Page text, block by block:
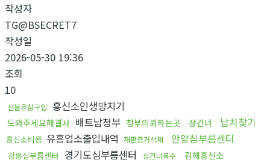
작성자
TG@BSECRET7
작성일
2026-05-30 19:36
조회
10
선불유심구입 흥신소인생망치기
도와주세요해결사 배트남청부 청부의뢰하는곳 상간녀 납치찾기
흥신소비용 유흥업소출입내역 재판증거삭제 안양심부름센터
강릉심부름센터 경기도심부름센터 상간녀복수
김해흥신소